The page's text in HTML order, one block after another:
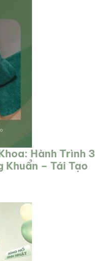
Hành Trình 3
Khuẩn – Tái Tạo